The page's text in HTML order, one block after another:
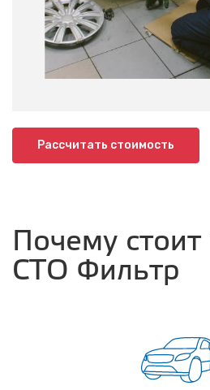
Рассчитать стоимость
Почему
СТО Фильтр